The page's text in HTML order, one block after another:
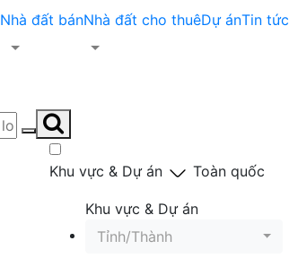
Nhà đất bánNhà đất cho thuêDự ánTin tức
Khu vực & Dự án Toàn quốc
Khu vực & Dự án
Tỉnh/Thành